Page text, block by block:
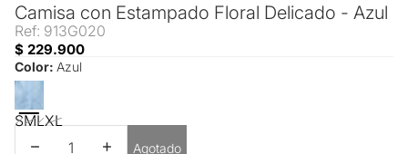
Camisa con Estampado Floral Delicado - Azul
Ref: 913G020
$ 229.900
Color: Azul
SMLXL
Disminuir cantidadAumentar cantidad
Agotado